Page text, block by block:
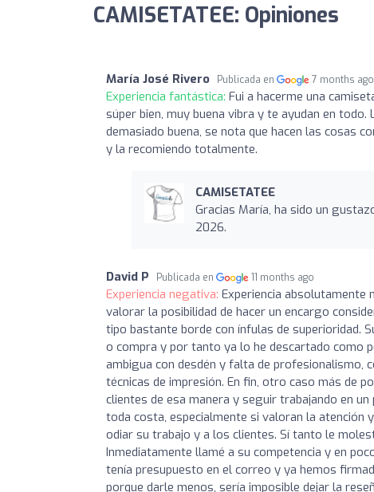
CAMISETATEE: Opiniones
María José Rivero Publicada en 7 months ago
Experiencia fantástica: Fui a hacerme una
súper bien, muy buena vibra y te ayudan en
demasiado buena, se nota que hacen las cosas
y la recomiendo totalmente.
CAMISETATEE
Gracias María, ha sido un
2026.
David P Publicada en 11 months ago
Experiencia negativa: Experiencia absolutamente
valorar la posibilidad de hacer un encargo
tipo bastante borde con ínfulas de superioridad.
o compra y por tanto ya lo he descartado como
ambigua con desdén y falta de profesionalismo,
técnicas de impresión. En fin, otro caso más de
clientes de esa manera y seguir trabajando en
toda costa, especialmente si valoran la atención
odiar su trabajo y a los clientes. Sí tanto le
Inmediatamente llamé a su competencia y en
tenía presupuesto en el correo y ya hemos
porque darle menos, sería imposible dejar la